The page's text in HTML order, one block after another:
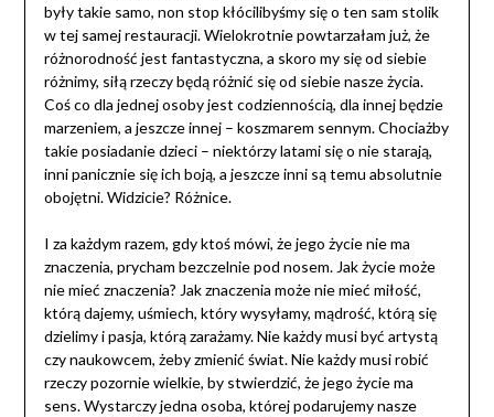
były takie samo, non stop kłócilibyśmy się o ten sam stolik
w tej samej restauracji. Wielokrotnie powtarzałam już, że
różnorodność jest fantastyczna, a skoro my się od siebie
różnimy, siłą rzeczy będą różnić się od siebie nasze życia.
Coś co dla jednej osoby jest codziennością, dla innej będzie
marzeniem, a jeszcze innej – koszmarem sennym. Chociażby
takie posiadanie dzieci – niektórzy latami się o nie starają,
inni panicznie się ich boją, a jeszcze inni są temu absolutnie
obojętni. Widzicie? Różnice.
I za każdym razem, gdy ktoś mówi, że jego życie nie ma
znaczenia, prycham bezczelnie pod nosem. Jak życie może
nie mieć znaczenia? Jak znaczenia może nie mieć miłość,
którą dajemy, uśmiech, który wysyłamy, mądrość, którą się
dzielimy i pasja, którą zarażamy. Nie każdy musi być artystą
czy naukowcem, żeby zmienić świat. Nie każdy musi robić
rzeczy pozornie wielkie, by stwierdzić, że jego życie ma
sens. Wystarczy jedna osoba, której podarujemy nasze